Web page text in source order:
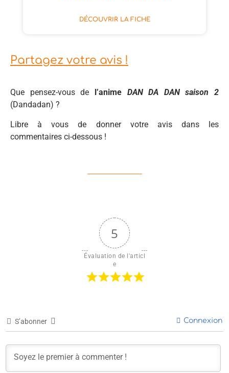
DÉCOUVRIR LA FICHE
Partagez votre avis !
Que pensez-vous de l’anime DAN DA DAN saison 2
(Dandadan) ?
Libre à vous de donner votre avis dans les
commentaires ci-dessous !
5
Évaluation de l'articl
e
S’abonner Connexion